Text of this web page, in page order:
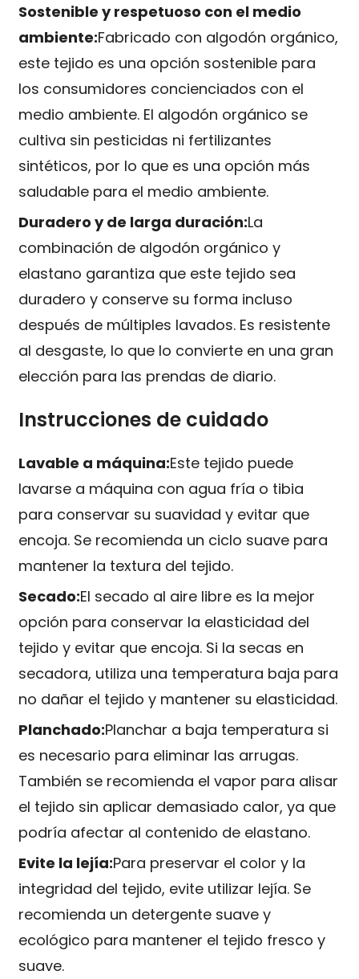
Sostenible y respetuoso con el medio
ambiente:Fabricado con algodón orgánico,
este tejido es una opción sostenible para
los consumidores concienciados con el
medio ambiente. El algodón orgánico se
cultiva sin pesticidas ni fertilizantes
sintéticos, por lo que es una opción más
saludable para el medio ambiente.
Duradero y de larga duración:La
combinación de algodón orgánico y
elastano garantiza que este tejido sea
duradero y conserve su forma incluso
después de múltiples lavados. Es resistente
al desgaste, lo que lo convierte en una gran
elección para las prendas de diario.
Instrucciones de cuidado
Lavable a máquina:Este tejido puede
lavarse a máquina con agua fría o tibia
para conservar su suavidad y evitar que
encoja. Se recomienda un ciclo suave para
mantener la textura del tejido.
Secado:El secado al aire libre es la mejor
opción para conservar la elasticidad del
tejido y evitar que encoja. Si la secas en
secadora, utiliza una temperatura baja para
no dañar el tejido y mantener su elasticidad.
Planchado:Planchar a baja temperatura si
es necesario para eliminar las arrugas.
También se recomienda el vapor para alisar
el tejido sin aplicar demasiado calor, ya que
podría afectar al contenido de elastano.
Evite la lejía:Para preservar el color y la
integridad del tejido, evite utilizar lejía. Se
recomienda un detergente suave y
ecológico para mantener el tejido fresco y
suave.